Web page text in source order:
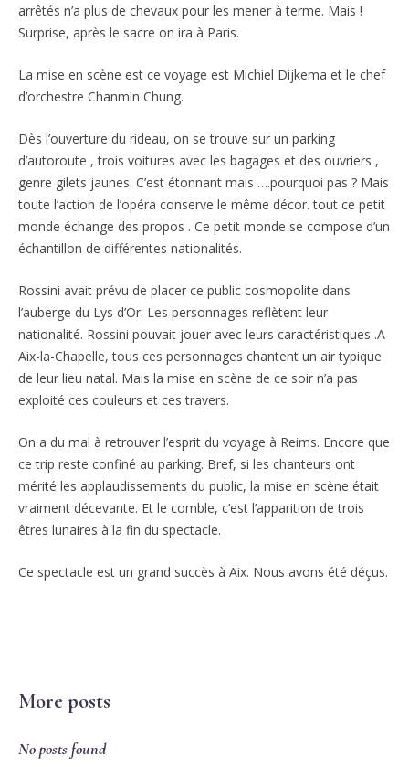
arrêtés n’a plus de chevaux pour les mener à terme. Mais !
Surprise, après le sacre on ira à Paris.
La mise en scène est ce voyage est Michiel Dijkema et le chef
d’orchestre Chanmin Chung.
Dès l’ouverture du rideau, on se trouve sur un parking
d’autoroute , trois voitures avec les bagages et des ouvriers ,
genre gilets jaunes. C’est étonnant mais ….pourquoi pas ? Mais
toute l’action de l’opéra conserve le même décor. tout ce petit
monde échange des propos . Ce petit monde se compose d’un
échantillon de différentes nationalités.
Rossini avait prévu de placer ce public cosmopolite dans
l’auberge du Lys d’Or. Les personnages reflètent leur
nationalité. Rossini pouvait jouer avec leurs caractéristiques .A
Aix-la-Chapelle, tous ces personnages chantent un air typique
de leur lieu natal. Mais la mise en scène de ce soir n’a pas
exploité ces couleurs et ces travers.
On a du mal à retrouver l’esprit du voyage à Reims. Encore que
ce trip reste confiné au parking. Bref, si les chanteurs ont
mérité les applaudissements du public, la mise en scène était
vraiment décevante. Et le comble, c’est l’apparition de trois
êtres lunaires à la fin du spectacle.
Ce spectacle est un grand succès à Aix. Nous avons été déçus.
More posts
No posts found